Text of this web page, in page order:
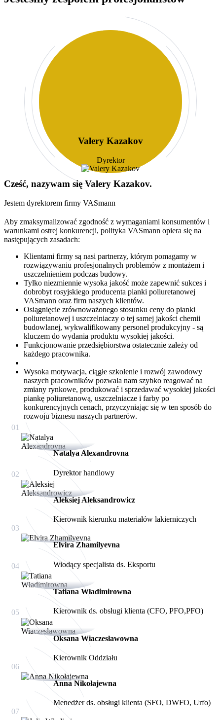
Valery Kazakov
Dyrektor
Cześć, nazywam sięValery Kazakov.
Jestem dyrektorem firmy VASmann
Aby zmaksymalizować zgodność z wymaganiami konsumentów i
warunkami ostrej konkurencji, polityka VASmann opiera się na
następujących zasadach:
Klientami firmy są nasi partnerzy, którym pomagamy w
rozwiązywaniu profesjonalnych problemów z montażem i
uszczelnieniem podczas budowy.
Tylko niezmiennie wysoka jakość może zapewnić sukces i
dobrobyt rosyjskiego producenta pianki poliuretanowej
VASmann oraz firm naszych klientów.
Osiągnięcie zrównoważonego stosunku ceny do pianki
poliuretanowej i uszczelniaczy o tej samej jakości chemii
budowlanej, wykwalifikowany personel produkcyjny - są
kluczem do wydania produktu wysokiej jakości.
Funkcjonowanie przedsiębiorstwa ostatecznie zależy od
każdego pracownika.
Wysoka motywacja, ciągłe szkolenie i rozwój zawodowy
naszych pracowników pozwala nam szybko reagować na
zmiany rynkowe, produkować i sprzedawać wysokiej jakości
piankę poliuretanową, uszczelniacze i farby po
konkurencyjnych cenach, przyczyniając się w ten sposób do
rozwoju biznesu naszych partnerów.
01
Natalya Alexandrovna
Dyrektor handlowy
02
Aleksiej Aleksandrowicz
Kierownik kierunku materiałów lakierniczych
03
Elvira Zhamilyevna
Wiodący specjalista ds. Eksportu
04
Tatiana Władimirowna
Kierownik ds. obsługi klienta (CFO, PFO,PFO)
05
Oksana Wiaczesławowna
Kierownik Oddziału
06
Anna Nikołajewna
Menedżer ds. obsługi klienta (SFO, DWFO, Urfo)
07